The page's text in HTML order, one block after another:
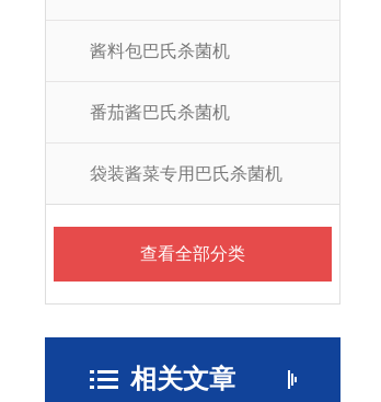
酱料包巴氏杀菌机
番茄酱巴氏杀菌机
袋装酱菜专用巴氏杀菌机
查看全部分类
相关文章